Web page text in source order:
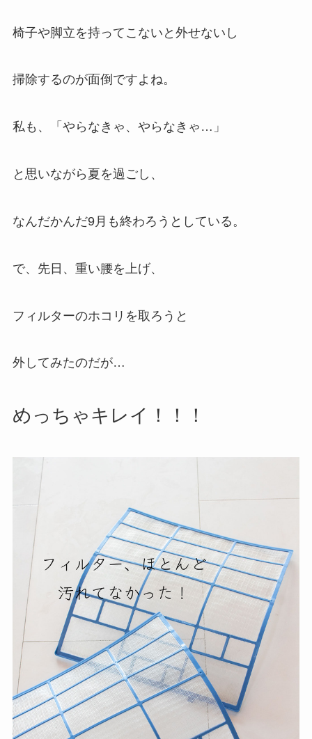
椅子や脚立を持ってこないと外せないし
掃除するのが面倒ですよね。
私も、「やらなきゃ、やらなきゃ…」
と思いながら夏を過ごし、
なんだかんだ9月も終わろうとしている。
で、先日、重い腰を上げ、
フィルターのホコリを取ろうと
外してみたのだが…
めっちゃキレイ！！！